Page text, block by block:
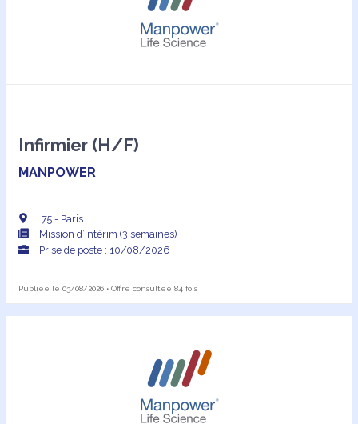
Infirmier (H/F)
MANPOWER
75 - Paris
Mission d’intérim (3 semaines)
Prise de poste : 10/08/2026
Publiée le 03/08/2026 • Offre consultée 84 fois